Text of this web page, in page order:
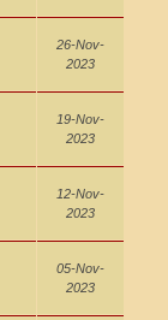
26-Nov-
2023
19-Nov-
2023
12-Nov-
2023
05-Nov-
2023